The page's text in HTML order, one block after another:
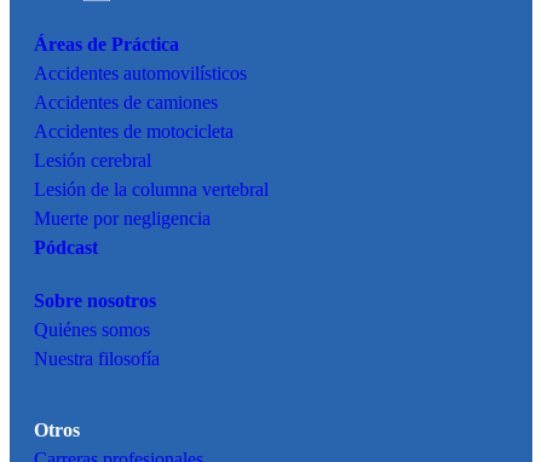
Áreas de Práctica
Accidentes automovilísticos
Accidentes de camiones
Accidentes de motocicleta
Lesión cerebral
Lesión de la columna vertebral
Muerte por negligencia
Pódcast
Sobre nosotros
Quiénes somos
Nuestra filosofía
Otros